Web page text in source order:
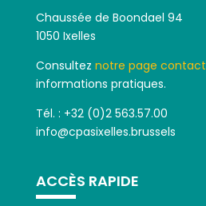
Chaussée de Boondael 94
1050 Ixelles
Consultez notre page contact
informations pratiques.
Tél. : +32 (0)2 563.57.00
info@cpasixelles.brussels
ACCÈS RAPIDE